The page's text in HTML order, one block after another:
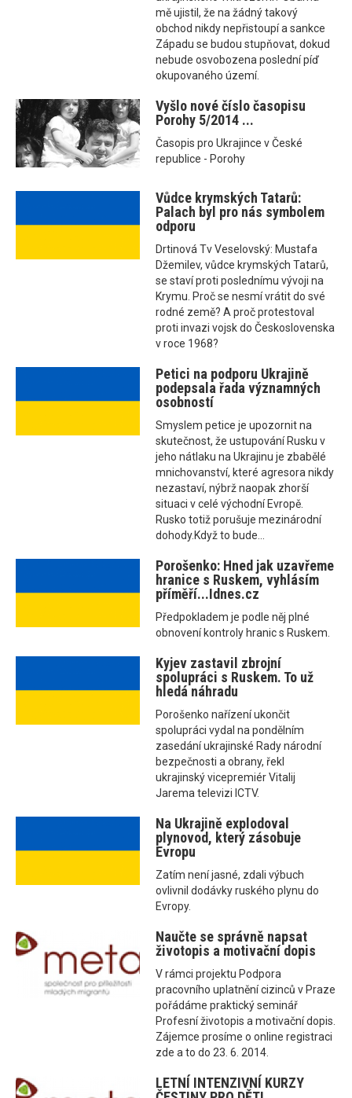
mě ujistil, že na žádný takový
obchod nikdy nepřistoupí a sankce
Západu se budou stupňovat, dokud
nebude osvobozena poslední píď
okupovaného území.
Vyšlo nové číslo časopisu
Porohy 5/2014 ...
Časopis pro Ukrajince v České
republice - Porohy
Vůdce krymských Tatarů:
Palach byl pro nás symbolem
odporu
Drtinová Tv Veselovský: Mustafa
Džemilev, vůdce krymských Tatarů,
se staví proti poslednímu vývoji na
Krymu. Proč se nesmí vrátit do své
rodné země? A proč protestoval
proti invazi vojsk do Československa
v roce 1968?
Petici na podporu Ukrajině
podepsala řada významných
osobností
Smyslem petice je upozornit na
skutečnost, že ustupování Rusku v
jeho nátlaku na Ukrajinu je zbabělé
mnichovanství, které agresora nikdy
nezastaví, nýbrž naopak zhorší
situaci v celé východní Evropě.
Rusko totiž porušuje mezinárodní
dohody.Když to bude...
Porošenko: Hned jak uzavřeme
hranice s Ruskem, vyhlásím
příměří...Idnes.cz
Předpokladem je podle něj plné
obnovení kontroly hranic s Ruskem.
Kyjev zastavil zbrojní
spolupráci s Ruskem. To už
hledá náhradu
Porošenko nařízení ukončit
spolupráci vydal na pondělním
zasedání ukrajinské Rady národní
bezpečnosti a obrany, řekl
ukrajinský vicepremiér Vitalij
Jarema televizi ICTV.
Na Ukrajině explodoval
plynovod, který zásobuje
Evropu
Zatím není jasné, zdali výbuch
ovlivnil dodávky ruského plynu do
Evropy.
Naučte se správně napsat
životopis a motivační dopis
V rámci projektu Podpora
pracovního uplatnění cizinců v Praze
pořádáme praktický seminář
Profesní životopis a motivační dopis.
Zájemce prosíme o online registraci
zde a to do 23. 6. 2014.
LETNÍ INTENZIVNÍ KURZY